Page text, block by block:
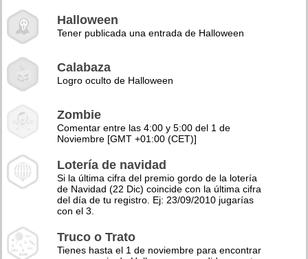
Halloween
Tener publicada una entrada de Halloween
Calabaza
Logro oculto de Halloween
Zombie
Comentar entre las 4:00 y 5:00 del 1 de
Noviembre [GMT +01:00 (CET)]
Lotería de navidad
Si la última cifra del premio gordo de la lotería
de Navidad (22 Dic) coincide con la última cifra
del día de tu registro. Ej: 23/09/2010 jugarías
con el 3.
Truco o Trato
Tienes hasta el 1 de noviembre para encontrar